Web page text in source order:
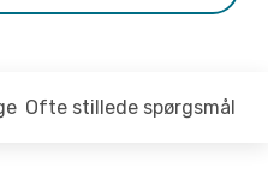
Ofte stillede spørgsmål